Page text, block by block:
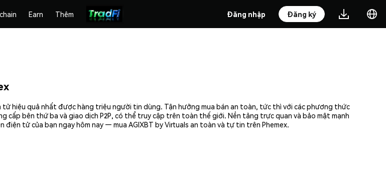
Earn Thêm Đăng nhập Đăng ký
tử hiệu quả nhất được hàng triệu người tin dùng. Tận hưởng mua bán an toàn, tức thì với các phương thức
cấp bên thứ ba và giao dịch P2P, có thể truy cập trên toàn thế giới. Nền tảng trực quan và bảo mật mạnh
điện tử của bạn ngay hôm nay — mua AGIXBT by Virtuals an toàn và tự tin trên Phemex.